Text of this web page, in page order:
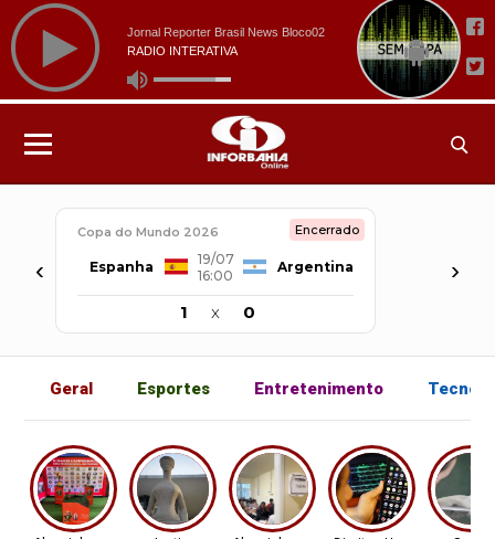
‹
Copa do Mundo 2026 Encerrado
Espanha
19/07
16:00
Argentina
1 x 0
›
Geral Esportes Entretenimento